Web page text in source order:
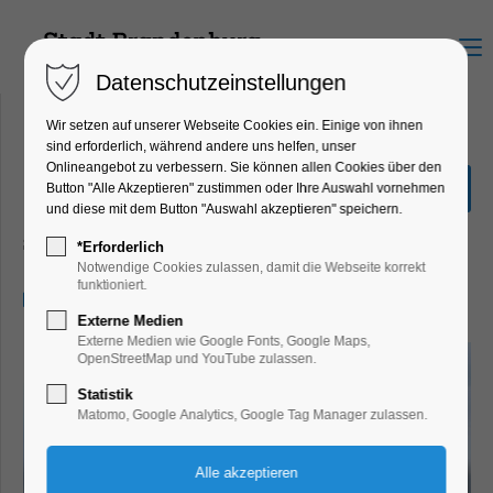
Menu
Große Seenrundfahrt (mit
Kanincheninsel)
Schiffrundfahrt
Datenschutzeinstellungen
Wir setzen auf unserer Webseite Cookies ein. Einige von ihnen
sind erforderlich, während andere uns helfen, unser
Onlineangebot zu verbessern. Sie können allen Cookies über den
Button "Alle Akzeptieren" zustimmen oder Ihre Auswahl vornehmen
und diese mit dem Button "Auswahl akzeptieren" speichern.
*Erforderlich
Notwendige Cookies zulassen, damit die Webseite korrekt
funktioniert.
Externe Medien
Externe Medien wie Google Fonts, Google Maps,
OpenStreetMap und YouTube zulassen.
Statistik
Matomo, Google Analytics, Google Tag Manager zulassen.